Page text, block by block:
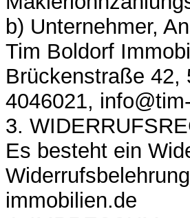
b) Unternehmer,
Tim Boldorf
Brückenstraße 42,
4046021,
3.
Es besteht ein
immobilien.de